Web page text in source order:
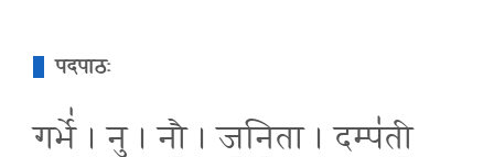
पदपाठः
गर्भे॑ । नु । नौ॒ । ज॒नि॒ता । दम्प॑ती॒